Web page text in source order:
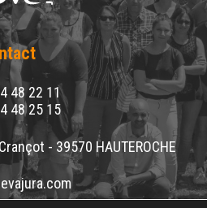
48 22 11
48 25 15
- 39570 HAUTEROCHE